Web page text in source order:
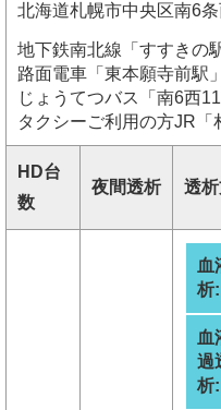
北海道札幌市中央区南6
地下鉄南北線「すすきの
路面電車「東本願寺前駅
じょうてつバス「南6西
タクシーご利用の方JR「
HD台
数
夜間透析 透
血
析:
血
過
析: